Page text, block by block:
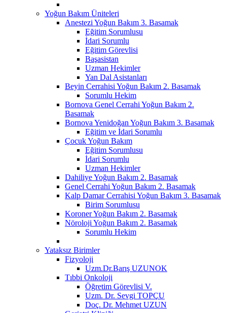
Yoğun Bakım Üniteleri
Anestezi Yoğun Bakım 3. Basamak
Eğitim Sorumlusu
İdari Sorumlu
Eğitim Görevlisi
Başasistan
Uzman Hekimler
Yan Dal Asistanları
Beyin Cerrahisi Yoğun Bakım 2. Basamak
Sorumlu Hekim
Bornova Genel Cerrahi Yoğun Bakım 2.
Basamak
Bornova Yenidoğan Yoğun Bakım 3. Basamak
Eğitim ve İdari Sorumlu
Çocuk Yoğun Bakım
Eğitim Sorumlusu
İdari Sorumlu
Uzman Hekimler
Dahiliye Yoğun Bakım 2. Basamak
Genel Cerrahi Yoğun Bakım 2. Basamak
Kalp Damar Cerrahisi Yoğun Bakım 3. Basamak
Birim Sorumlusu
Koroner Yoğun Bakım 2. Basamak
Nöroloji Yoğun Bakım 2. Basamak
Sorumlu Hekim
Yataksız Birimler
Fizyoloji
Uzm.Dr.Barış UZUNOK
Tıbbi Onkoloji
Öğretim Görevlisi V.
Uzm. Dr. Sevgi TOPÇU
Doç. Dr. Mehmet UZUN